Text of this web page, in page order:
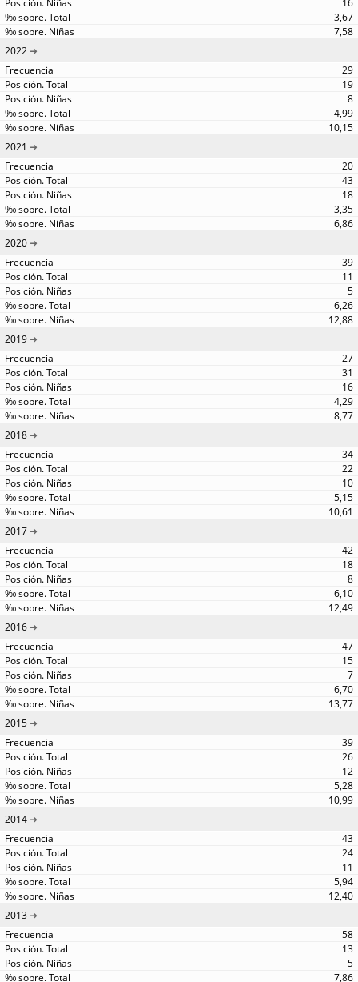
16
3,67
7,58
2022
29
19
8
4,99
10,15
2021
20
43
18
3,35
6,86
2020
39
11
5
6,26
12,88
2019
27
31
16
4,29
8,77
2018
34
22
10
5,15
10,61
2017
42
18
8
6,10
12,49
2016
47
15
7
6,70
13,77
2015
39
26
12
5,28
10,99
2014
43
24
11
5,94
12,40
2013
58
13
5
7,86